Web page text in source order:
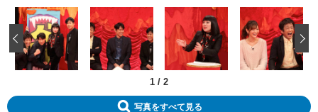
1 / 2
‹
写真をすべて見る